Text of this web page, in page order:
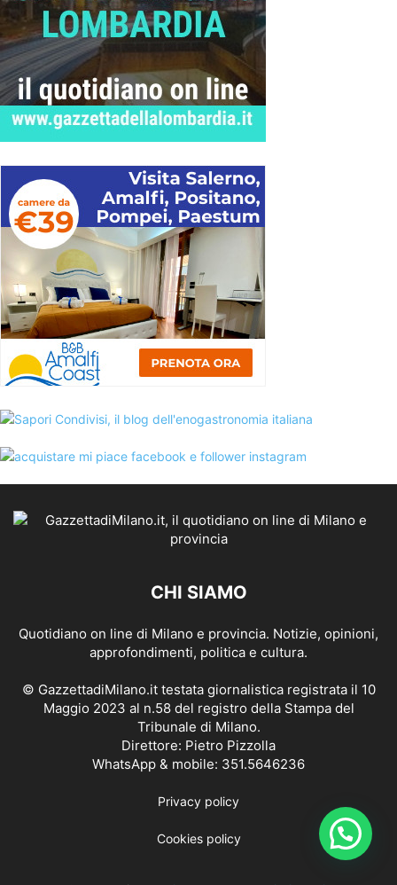
CHI SIAMO
Quotidiano on line di Milano e provincia. Notizie, opinioni,
approfondimenti, politica e cultura.
© GazzettadiMilano.it testata giornalistica registrata il 10
Maggio 2023 al n.58 del registro della Stampa del
Tribunale di Milano.
Direttore: Pietro Pizzolla
WhatsApp & mobile: 351.5646236
Privacy policy
Cookies policy